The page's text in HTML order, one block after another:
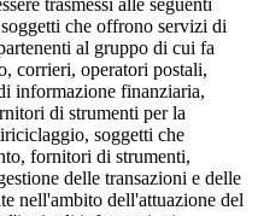
trasmessi alle seguenti
che offrono servizi di
al gruppo di cui fa
corrieri, operatori postali,
informazione finanziaria,
di strumenti per la
soggetti che
fornitori di strumenti,
delle transazioni e delle
nell'ambito dell'attuazione del